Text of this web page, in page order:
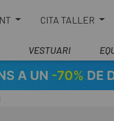
CITA TALLER
VESTUARI